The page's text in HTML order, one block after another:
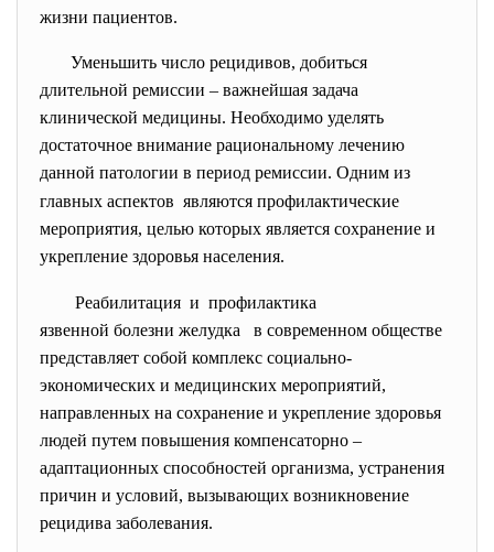
жизни пациентов.
Уменьшить число рецидивов, добиться
длительной ремиссии – важнейшая задача
клинической медицины. Необходимо уделять
достаточное внимание рациональному лечению
данной патологии в период ремиссии. Одним из
главных аспектов являются профилактические
мероприятия, целью которых является сохранение и
укрепление здоровья населения.
Реабилитация и профилактика
язвенной болезни желудка в современном обществе
представляет собой комплекс социально-
экономических и медицинских мероприятий,
направленных на сохранение и укрепление здоровья
людей путем повышения компенсаторно –
адаптационных способностей организма, устранения
причин и условий, вызывающих возникновение
рецидива заболевания.